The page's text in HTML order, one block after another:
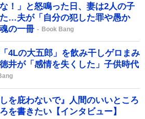
！」と怒鳴った日、妻は2人の子
…夫が「自分の犯した罪や愚か
の一冊
Book Bang
4Lの大五郎」を飲み干しゲロまみ
井が「感情を失くした」子供時代
を庇わないで』人間のいいところ
を書きたい【インタビュー】